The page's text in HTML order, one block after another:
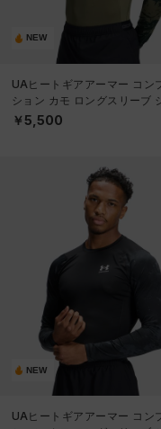
NEW
UAヒートギアアーマー コン
ション カモ ロングスリーブ
（トレーニング/MEN）
￥5,500
NEW
UAヒートギアアーマー コン